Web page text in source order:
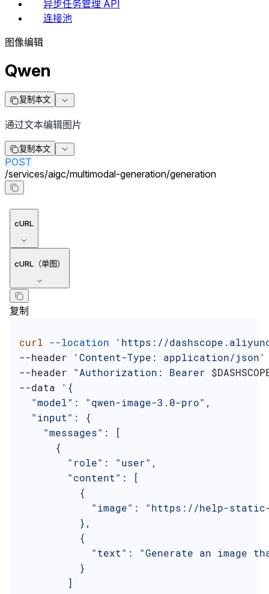
异步任务管理 API
连接池
图像编辑
Qwen
复制本文
通过文本编辑图片
复制本文
POST
/services/aigc/multimodal-generation/generation
cURL
cURL（单图）
复制
curl --location 'https://
--header
'Content-Type: application/json'
--header "Authorization: Bearer
--data
'{
  "model": "qwen-image-3.0-pro",
  "input": {
    "messages": [
      {
        "role": "user",
        "content": [
          {
"image": "https://help-
          },
          {
"text": "Generate an image
          }
        ]